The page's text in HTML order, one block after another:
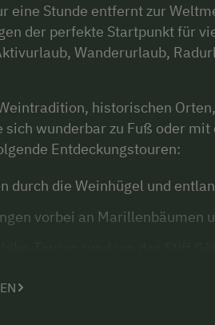
eine Stunde entfernt zur
der perfekte Startpunkt für
Wanderurlaub,
historischen
sich wunderbar zu Fuß oder
Entdeckungstouren:
durch die Weinhügel und
vorbei an Marillenbäumen
Kultur und Museen in Krems und